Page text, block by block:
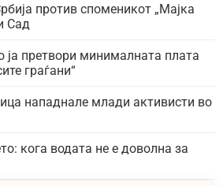
против споменикот „Мајка
Сад
претвори минималната плата
граѓани“
нападнале млади активисти во
кога водата не е доволна за